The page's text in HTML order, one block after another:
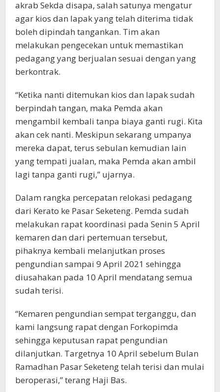
akrab Sekda disapa, salah satunya mengatur
agar kios dan lapak yang telah diterima tidak
boleh dipindah tangankan. Tim akan
melakukan pengecekan untuk memastikan
pedagang yang berjualan sesuai dengan yang
berkontrak.
“Ketika nanti ditemukan kios dan lapak sudah
berpindah tangan, maka Pemda akan
mengambil kembali tanpa biaya ganti rugi. Kita
akan cek nanti. Meskipun sekarang umpanya
mereka dapat, terus sebulan kemudian lain
yang tempati jualan, maka Pemda akan ambil
lagi tanpa ganti rugi,” ujarnya.
Dalam rangka percepatan relokasi pedagang
dari Kerato ke Pasar Seketeng. Pemda sudah
melakukan rapat koordinasi pada Senin 5 April
kemaren dan dari pertemuan tersebut,
pihaknya kembali melanjutkan proses
pengundian sampai 9 April 2021 sehingga
diusahakan pada 10 April mendatang semua
sudah terisi.
“Kemaren pengundian sempat terganggu, dan
kami langsung rapat dengan Forkopimda
sehingga keputusan rapat pengundian
dilanjutkan. Targetnya 10 April sebelum Bulan
Ramadhan Pasar Seketeng telah terisi dan mulai
beroperasi,” terang Haji Bas.